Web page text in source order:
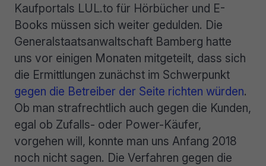
Kaufportals LUL.to für Hörbücher und E-
Books müssen sich weiter gedulden. Die
Generalstaatsanwaltschaft Bamberg hatte
uns vor einigen Monaten mitgeteilt, dass sich
die Ermittlungen zunächst im Schwerpunkt
gegen die Betreiber der Seite richten würden.
Ob man strafrechtlich auch gegen die Kunden,
egal ob Zufalls- oder Power-Käufer,
vorgehen will, konnte man uns Anfang 2018
noch nicht sagen. Die Verfahren gegen die